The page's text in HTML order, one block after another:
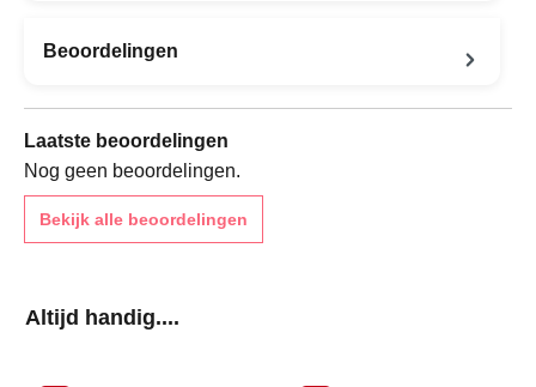
Beoordelingen
Laatste beoordelingen
Nog geen beoordelingen.
Bekijk alle beoordelingen
Productgalerij overslaan
Altijd handig....